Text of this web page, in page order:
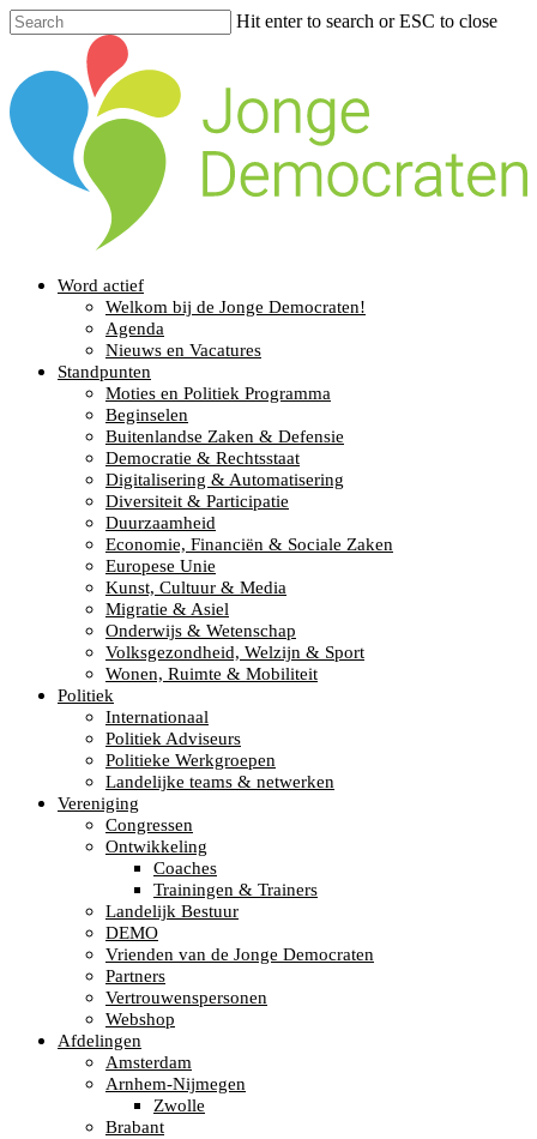
Hit enter to search or ESC to close
Word actief
Welkom bij de Jonge Democraten!
Agenda
Nieuws en Vacatures
Standpunten
Moties en Politiek Programma
Beginselen
Buitenlandse Zaken & Defensie
Democratie & Rechtsstaat
Digitalisering & Automatisering
Diversiteit & Participatie
Duurzaamheid
Economie, Financiën & Sociale Zaken
Europese Unie
Kunst, Cultuur & Media
Migratie & Asiel
Onderwijs & Wetenschap
Volksgezondheid, Welzijn & Sport
Wonen, Ruimte & Mobiliteit
Politiek
Internationaal
Politiek Adviseurs
Politieke Werkgroepen
Landelijke teams & netwerken
Vereniging
Congressen
Ontwikkeling
Coaches
Trainingen & Trainers
Landelijk Bestuur
DEMO
Vrienden van de Jonge Democraten
Partners
Vertrouwenspersonen
Webshop
Afdelingen
Amsterdam
Arnhem-Nijmegen
Zwolle
Brabant